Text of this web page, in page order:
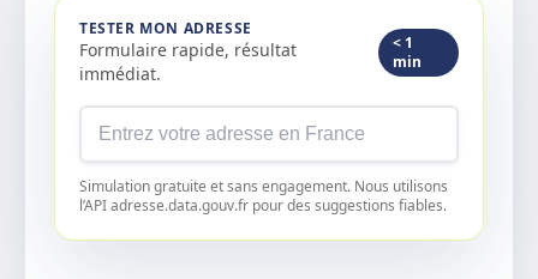
TESTER MON ADRESSE
Formulaire rapide, résultat
immédiat.
< 1
min
Simulation gratuite et sans engagement. Nous utilisons
l’API adresse.data.gouv.fr pour des suggestions fiables.